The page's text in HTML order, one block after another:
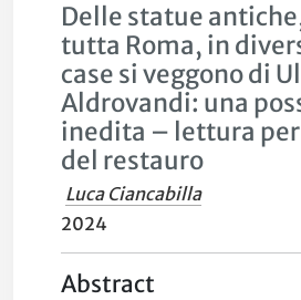
Delle statue
tutta Roma, in
case si veggono di
Aldrovandi: una
inedita – lettura
del restauro
Luca Ciancabilla
2024
Abstract